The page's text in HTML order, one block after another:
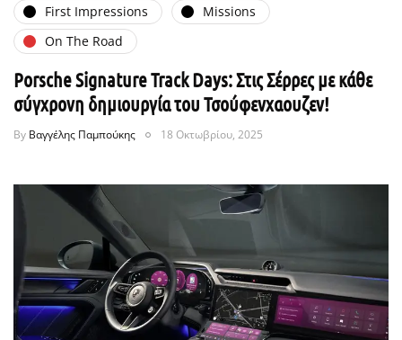
First Impressions
Missions
On The Road
Porsche Signature Track Days: Στις Σέρρες με κάθε
σύγχρονη δημιουργία του Τσούφενχαουζεν!
By Βαγγέλης Παμπούκης 18 Οκτωβρίου, 2025